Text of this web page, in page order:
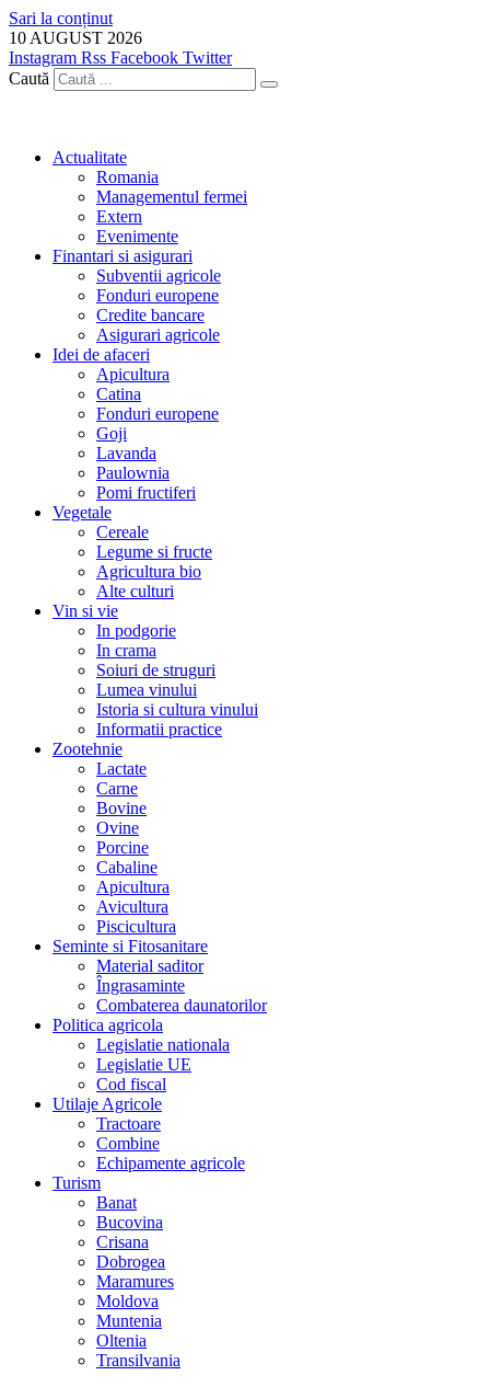
Sari la conținut
10 AUGUST 2026
Instagram Rss Facebook Twitter
Caută
Actualitate
Romania
Managementul fermei
Extern
Evenimente
Finantari si asigurari
Subventii agricole
Fonduri europene
Credite bancare
Asigurari agricole
Idei de afaceri
Apicultura
Catina
Fonduri europene
Goji
Lavanda
Paulownia
Pomi fructiferi
Vegetale
Cereale
Legume si fructe
Agricultura bio
Alte culturi
Vin si vie
In podgorie
In crama
Soiuri de struguri
Lumea vinului
Istoria si cultura vinului
Informatii practice
Zootehnie
Lactate
Carne
Bovine
Ovine
Porcine
Cabaline
Apicultura
Avicultura
Piscicultura
Seminte si Fitosanitare
Material saditor
Îngrasaminte
Combaterea daunatorilor
Politica agricola
Legislatie nationala
Legislatie UE
Cod fiscal
Utilaje Agricole
Tractoare
Combine
Echipamente agricole
Turism
Banat
Bucovina
Crisana
Dobrogea
Maramures
Moldova
Muntenia
Oltenia
Transilvania